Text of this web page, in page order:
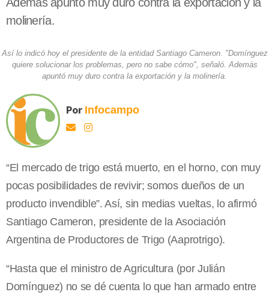
molinería.
Así lo indicó hoy el presidente de la entidad Santiago Cameron. "Domínguez
quiere solucionar los problemas, pero no sabe cómo", señaló. Además
apuntó muy duro contra la exportación y la molinería.
Por Infocampo
“El mercado de trigo está muerto, en el horno, con muy
pocas posibilidades de revivir; somos dueños de un
producto invendible”. Así, sin medias vueltas, lo afirmó
Santiago Cameron, presidente de la Asociación
Argentina de Productores de Trigo (Aaprotrigo).
“Hasta que el ministro de Agricultura (por Julián
Domínguez) no se dé cuenta lo que han armado entre